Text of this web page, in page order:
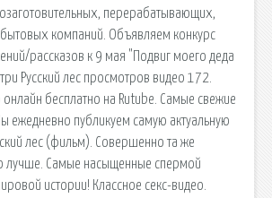
перерабатывающих,
компаний. Объявляем конкурс
рассказов к 9 мая "Подвиг моего деда
Русский лес просмотров видео 172.
онлайн бесплатно на Rutube. Самые свежие
ежедневно публикуем самую актуальную
лес (фильм). Совершенно та же
лучше. Самые насыщенные спермой
истории! Классное секс-видео.